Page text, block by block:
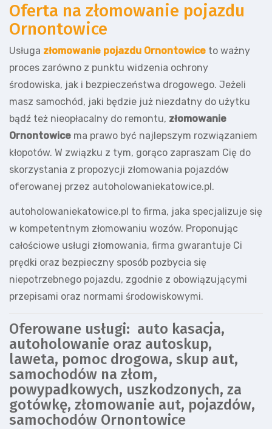
Oferta na złomowanie pojazdu
Ornontowice
Usługa złomowanie pojazdu Ornontowice to ważny
proces zarówno z punktu widzenia ochrony
środowiska, jak i bezpieczeństwa drogowego. Jeżeli
masz samochód, jaki będzie już niezdatny do użytku
bądź też nieopłacalny do remontu, złomowanie
Ornontowice ma prawo być najlepszym rozwiązaniem
kłopotów. W związku z tym, gorąco zapraszam Cię do
skorzystania z propozycji złomowania pojazdów
oferowanej przez autoholowaniekatowice.pl.
autoholowaniekatowice.pl to firma, jaka specjalizuje się
w kompetentnym złomowaniu wozów. Proponując
całościowe usługi złomowania, firma gwarantuje Ci
prędki oraz bezpieczny sposób pozbycia się
niepotrzebnego pojazdu, zgodnie z obowiązującymi
przepisami oraz normami środowiskowymi.
Oferowane usługi: auto kasacja,
autoholowanie oraz autoskup,
laweta, pomoc drogowa, skup aut,
samochodów na złom,
powypadkowych, uszkodzonych, za
gotówkę, złomowanie aut, pojazdów,
samochodów Ornontowice